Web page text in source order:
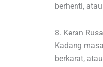
berhenti,
8. Keran
Kadang
berkarat,